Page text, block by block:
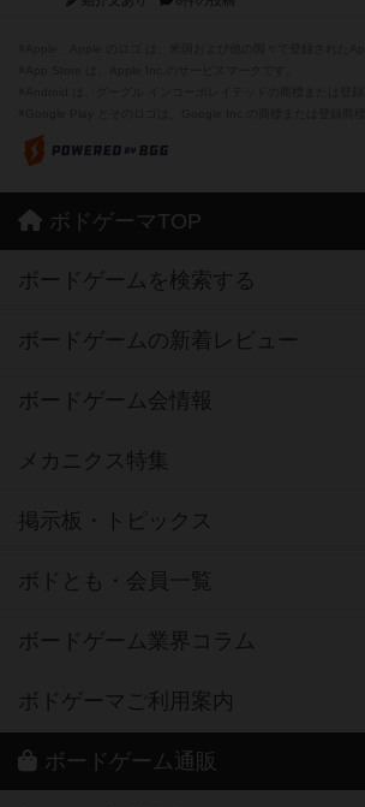
ボドゲーマTOP
ボードゲームを検索する
ボードゲームの新着レビュー
ボードゲーム会情報
メカニクス特集
掲示板・トピックス
ボドとも・会員一覧
ボードゲーム業界コラム
ボドゲーマご利用案内
ボードゲーム通販